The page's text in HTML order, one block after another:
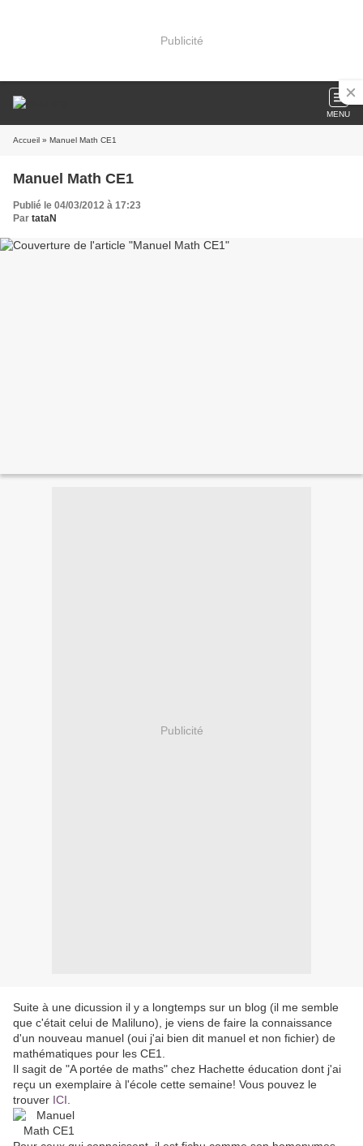
Publicité
MENU
Accueil » Manuel Math CE1
Manuel Math CE1
Publié le 04/03/2012 à 17:23
Par tataN
Publicité
Suite à une dicussion il y a longtemps sur un blog (il me semble
que c'était celui de Maliluno), je viens de faire la connaissance
d'un nouveau manuel (oui j'ai bien dit manuel et non fichier) de
mathématiques pour les CE1.
Il sagit de "A portée de maths" chez Hachette éducation dont j'ai
reçu un exemplaire à l'école cette semaine! Vous pouvez le
trouver ICI